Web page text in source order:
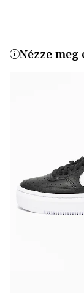
Nézze meg